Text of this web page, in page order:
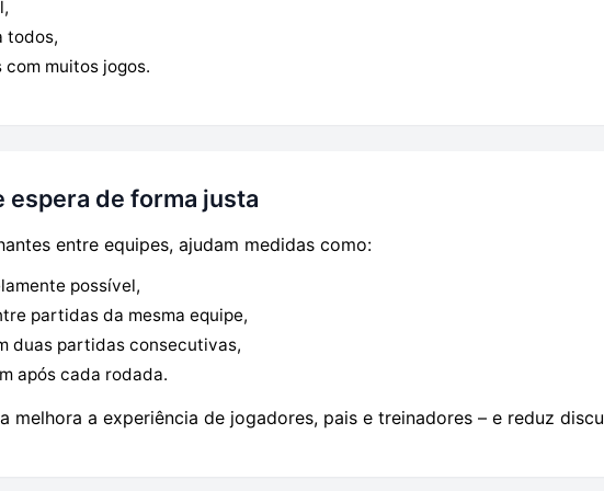
todos,
muitos jogos.
de forma justa
entre equipes, ajudam medidas como:
possível,
partidas da mesma equipe,
duas partidas consecutivas,
após cada rodada.
melhora a experiência de jogadores, pais e treinadores – e reduz